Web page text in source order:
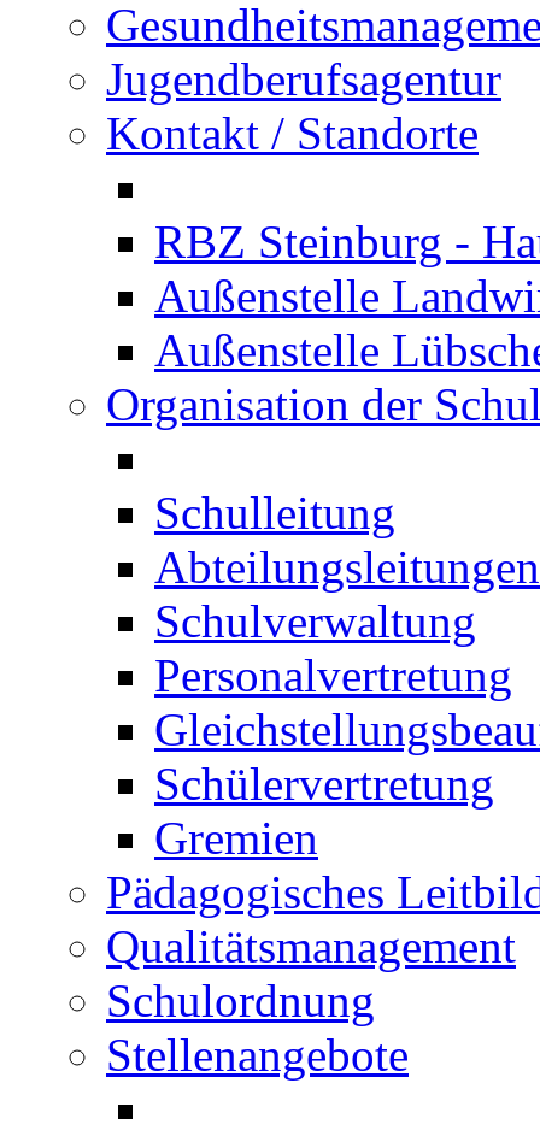
Jugendberufsagentur
Kontakt / Standorte
RBZ Steinburg -
Außenstelle
Außenstelle
Organisation der
Schulleitung
Abteilungsleitungen
Schulverwaltung
Personalvertretung
Schülervertretung
Gremien
Pädagogisches
Qualitätsmanagement
Schulordnung
Stellenangebote